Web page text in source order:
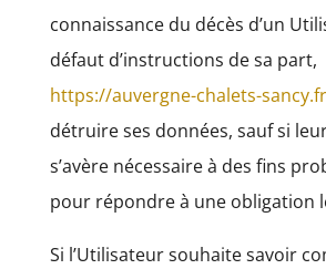
connaissance du décès d’un
défaut d’instructions de sa part,
https://auvergne-chalets-sancy.fr
détruire ses données, sauf si
s’avère nécessaire à des fins
pour répondre à une obligation
Si l’Utilisateur souhaite savoir